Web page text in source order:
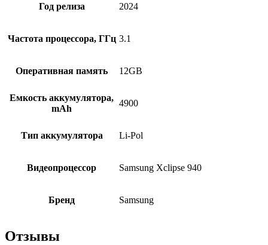
Год релиза 2024
Частота процессора, ГГц 3.1
Оперативная память 12GB
Емкость аккумулятора,
mAh
4900
Тип аккумулятора Li-Pol
Видеопроцессор Samsung Xclipse 940
Бренд Samsung
Отзывы